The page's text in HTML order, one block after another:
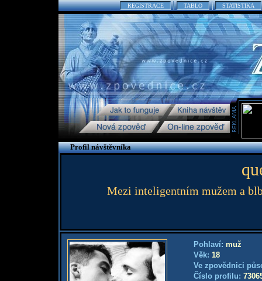
REGISTRACE TABLO STATISTIKA
Profil návštěvníka
Mezi inteligentním mužem a
Pohlaví: muž
Věk: 18
Ve zpovědnici
Číslo profilu: